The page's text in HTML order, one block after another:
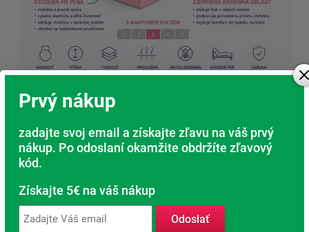
Stabilná opora vďaka kvalitnej HR pene
Pod komfortnou vrstvou sa nachádza kvalitná studená
Tá zaisťuje:
stabilnú oporu chrbtice
Prvý nákup
zadajte svoj email a získajte zľavu na váš prvý
nákup. Po odoslaní okamžite obdržíte zľavový
kód.
Získajte 5€ na váš nákup
Odoslať